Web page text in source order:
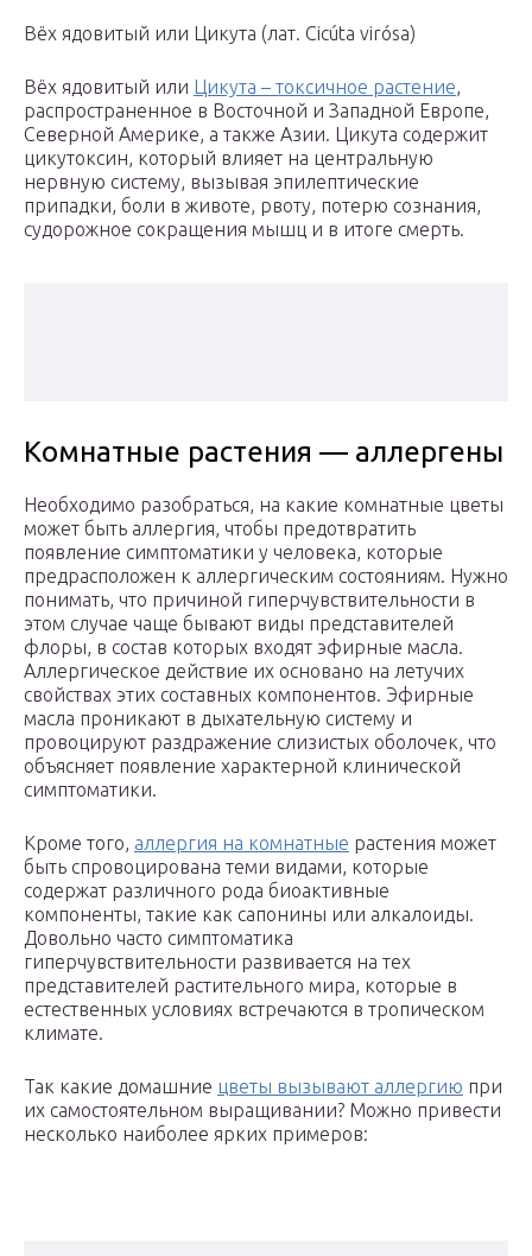
Вёх ядовитый или Цикута (лат. Cicúta virósa)
Вёх ядовитый или Цикута – токсичное растение,
распространенное в Восточной и Западной Европе,
Северной Америке, а также Азии. Цикута содержит
цикутоксин, который влияет на центральную
нервную систему, вызывая эпилептические
припадки, боли в животе, рвоту, потерю сознания,
судорожное сокращения мышц и в итоге смерть.
Комнатные растения — аллергены
Необходимо разобраться, на какие комнатные цветы
может быть аллергия, чтобы предотвратить
появление симптоматики у человека, которые
предрасположен к аллергическим состояниям. Нужно
понимать, что причиной гиперчувствительности в
этом случае чаще бывают виды представителей
флоры, в состав которых входят эфирные масла.
Аллергическое действие их основано на летучих
свойствах этих составных компонентов. Эфирные
масла проникают в дыхательную систему и
провоцируют раздражение слизистых оболочек, что
объясняет появление характерной клинической
симптоматики.
Кроме того, аллергия на комнатные растения может
быть спровоцирована теми видами, которые
содержат различного рода биоактивные
компоненты, такие как сапонины или алкалоиды.
Довольно часто симптоматика
гиперчувствительности развивается на тех
представителей растительного мира, которые в
естественных условиях встречаются в тропическом
климате.
Так какие домашние цветы вызывают аллергию при
их самостоятельном выращивании? Можно привести
несколько наиболее ярких примеров: